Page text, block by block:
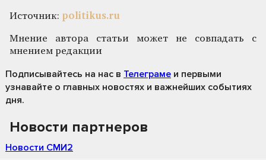
Источник: politikus.ru
Мнение автора статьи может не совпадать с
мнением редакции
Подписывайтесь на нас в Телеграме и первыми
узнавайте о главных новостях и важнейших событиях
дня.
Новости партнеров
Новости СМИ2